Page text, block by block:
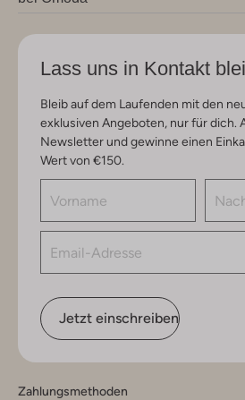
Lass uns in Kontakt
Bleib auf dem Laufenden mit den
exklusiven Angeboten, nur für dich.
Newsletter und gewinne einen
Wert von €150.
Jetzt einschreiben
Zahlungsmethoden